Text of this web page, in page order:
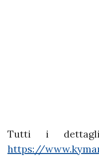
Tutti i
https://